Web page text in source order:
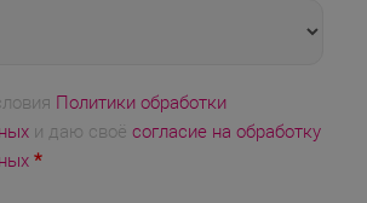
Политики обработки
и даю своё согласие на обработку
*